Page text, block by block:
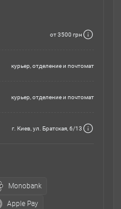
от 3500 грн
курьер, отделение и почтомат
курьер, отделение и почтомат
г. Киев, ул. Братская, 6/13
Monobank
Apple Pay